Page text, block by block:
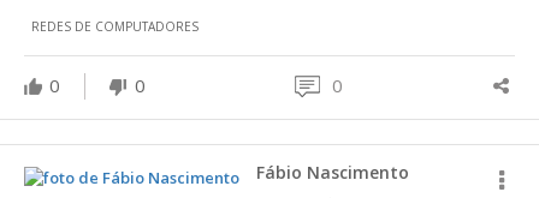
REDES DE COMPUTADORES
0 0 0
Fábio Nascimento